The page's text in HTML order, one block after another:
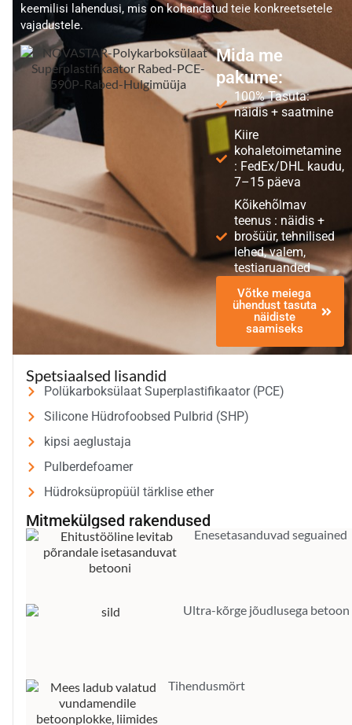
keemilisi lahendusi, mis on kohandatud teie konkreetsetele
vajadustele.
Mida me
pakume:
100% Tasuta:
näidis + saatmine
Kiire
kohaletoimetamine
: FedEx/DHL kaudu,
7–15 päeva
Kõikehõlmav
teenus : näidis +
brošüür, tehnilised
lehed, valem,
testiaruanded
Võtke meiega
ühendust tasuta
näidiste
saamiseks
Spetsiaalsed lisandid
Polükarboksülaat Superplastifikaator (PCE)
Silicone Hüdrofoobsed Pulbrid (SHP)
kipsi aeglustaja
Pulberdefoamer
Hüdroksüpropüül tärklise ether
Mitmekülgsed rakendused
Enesetasanduvad seguained
Ultra-kõrge jõudlusega betoon
Tihendusmört